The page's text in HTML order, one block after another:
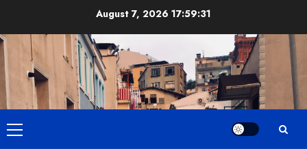
content
August 7, 2026 17:59:32
Primary